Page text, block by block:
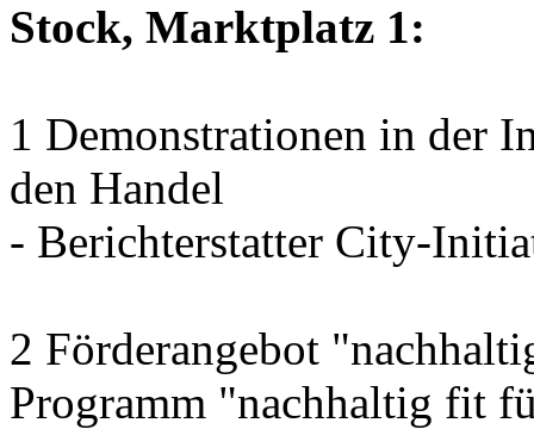
Stock, Marktplatz 1:
1 Demonstrationen in der
den Handel
- Berichterstatter City-
2 Förderangebot
Programm "nachhaltig fit